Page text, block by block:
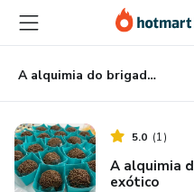
para
conteúdo
principal
para
pagamento
para
rodapé
A alquimia do brigadeiro: do básico ao exótico
5.0 (1)
A alquimia
exótico